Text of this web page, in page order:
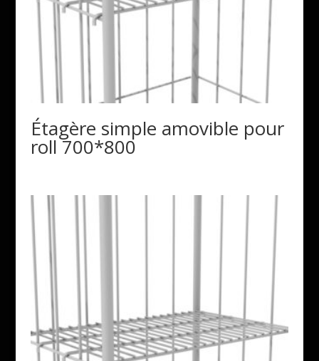
Étagère simple amovible pour
roll 700*800